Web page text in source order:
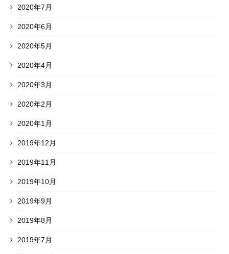
2020年7月
2020年6月
2020年5月
2020年4月
2020年3月
2020年2月
2020年1月
2019年12月
2019年11月
2019年10月
2019年9月
2019年8月
2019年7月